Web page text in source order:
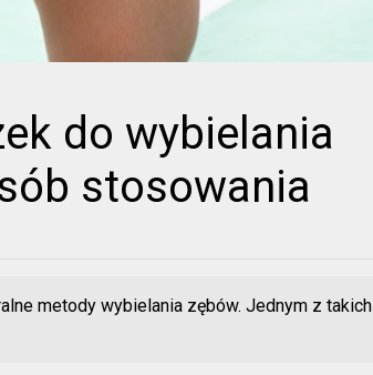
do wybielania
stosowania
metody wybielania zębów. Jednym z takich